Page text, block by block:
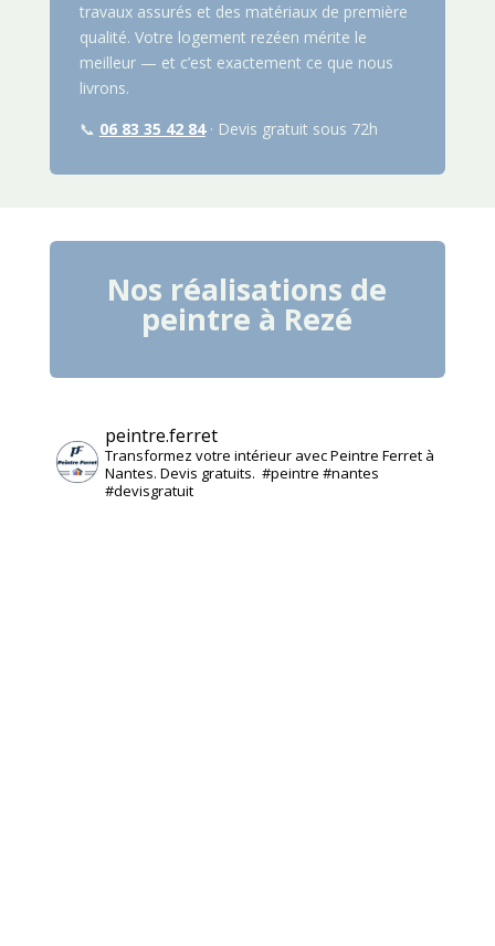
travaux assurés et des matériaux de première
qualité. Votre logement rezéen mérite le
meilleur — et c’est exactement ce que nous
livrons.
📞 06 83 35 42 84· Devis gratuit sous 72h
Nos réalisations de
peintre à Rezé
peintre.ferret
Transformez votre intérieur avec Peintre Ferret à
Nantes. Devis gratuits. ️ #peintre #nantes
#devisgratuit